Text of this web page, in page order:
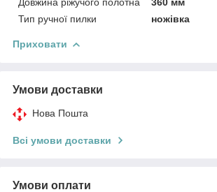
Тип ручної пилки
ножівка
Приховати
Умови доставки
Нова Пошта
Всі умови доставки
Умови оплати